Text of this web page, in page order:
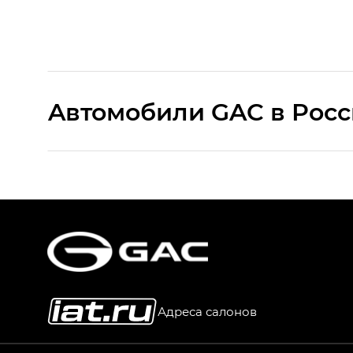
Aвтомобили GAC в
HYPTEC HT — Хайптек Эйч Ти (HYPTEC
GS8 — Джи Эс 8 (GS8) в комплектациях
GL
Адреса салонов